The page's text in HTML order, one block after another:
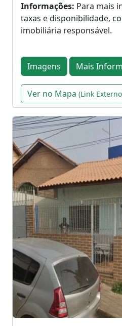
Informações: Para mais
taxas e disponibilidade,
imobiliária responsável.
Imagens Mais
Ver no Mapa (Link